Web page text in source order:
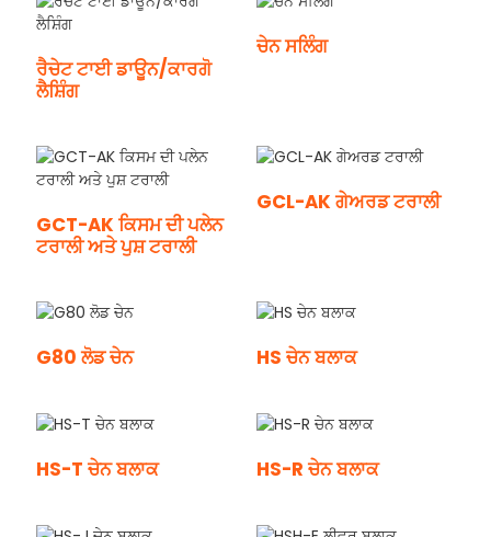
ਰੈਚੇਟ ਟਾਈ ਡਾਊਨ/ਕਾਰਗੋ
ਲੈਸ਼ਿੰਗ
ਚੇਨ ਸਲਿੰਗ
GCT-AK ਕਿਸਮ ਦੀ ਪਲੇਨ
ਟਰਾਲੀ ਅਤੇ ਪੁਸ਼ ਟਰਾਲੀ
GCL-AK ਗੇਅਰਡ ਟਰਾਲੀ
G80 ਲੋਡ ਚੇਨ HS ਚੇਨ ਬਲਾਕ
HS-T ਚੇਨ ਬਲਾਕ HS-R ਚੇਨ ਬਲਾਕ